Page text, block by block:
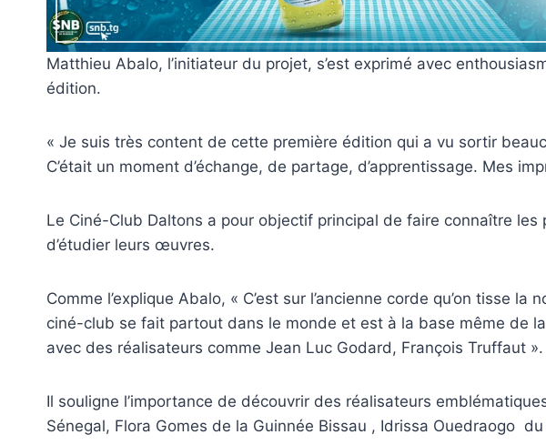
Matthieu Abalo, l’initiateur du projet, s’est exprimé avec
édition.
« Je suis très content de cette première édition qui a vu sortir
C’était un moment d’échange, de partage, d’apprentissage. Mes
Le Ciné-Club Daltons a pour objectif principal de faire connaître
d’étudier leurs œuvres.
Comme l’explique Abalo, « C’est sur l’ancienne corde qu’on tisse
ciné-club se fait partout dans le monde et est à la base même de
avec des réalisateurs comme Jean Luc Godard, François Truffaut ».
Il souligne l’importance de découvrir des réalisateurs
Sénegal, Flora Gomes de la Guinnée Bissau , Idrissa Ouedraogo